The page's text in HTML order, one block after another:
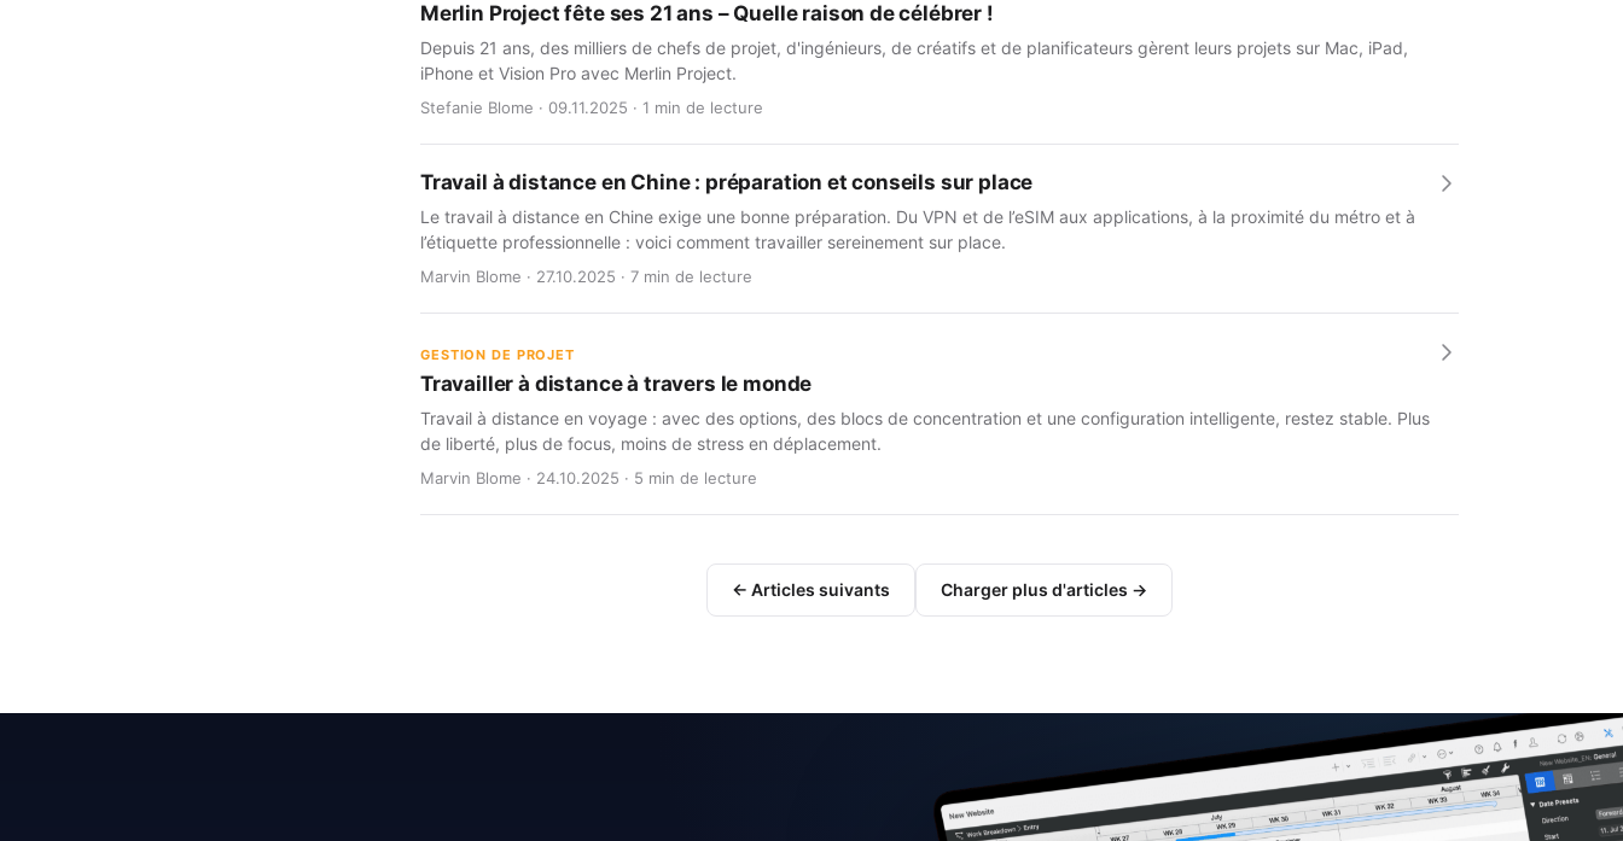
Merlin Project fête ses 21 ans – Quelle raison de célébrer !
Depuis 21 ans, des milliers de chefs de projet, d'ingénieurs, de créatifs et de planificateurs gèrent leurs projets sur Mac, iPad,
iPhone et Vision Pro avec Merlin Project.
Stefanie Blome · 09.11.2025 · 1 min de lecture
Travail à distance en Chine : préparation et conseils sur place
Le travail à distance en Chine exige une bonne préparation. Du VPN et de l’eSIM aux applications, à la proximité du métro et à
l’étiquette professionnelle : voici comment travailler sereinement sur place.
Marvin Blome · 27.10.2025 · 7 min de lecture
GESTION DE PROJET
Travailler à distance à travers le monde
Travail à distance en voyage : avec des options, des blocs de concentration et une configuration intelligente, restez stable. Plus
de liberté, plus de focus, moins de stress en déplacement.
Marvin Blome · 24.10.2025 · 5 min de lecture
← Articles suivants Charger plus d'articles →